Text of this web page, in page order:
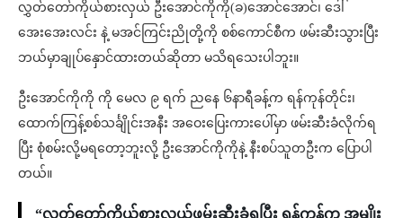
လွှတ်တော်ကိုယ်စားလှယ် ဦးအောင်ကိုကို(ခ)အောင်အောင်၊ ဒေါ်
အေးအေးလင်း နဲ့ မအင်ကြင်းညိုတို့ကို စစ်ကောင်စီက ဖမ်းဆီးသွားပြီး
ဘယ်မှာချုပ်နှောင်ထားတယ်ဆိုတာ မသိရသေးပါဘူး။
ဦးအောင်ကိုကို ကို မေလ ၉ ရက် ညနေ ၆နာရီခန့်က ရန်ကုန်တိုင်း၊
ထောက်ကြန့်စစ်သင်္ချိုင်းအနီး အဝေးပြေးကားပေါ်မှာ ဖမ်းဆီးခံလိုက်ရ
ပြီး စုံစမ်းလို့မရတော့ဘူးလို့ ဦးအောင်ကိုကိုနဲ့ နီးစပ်သူတဦးက ပြောပါ
တယ်။
“လွှတ်တော်ကိုယ်စားလှယ်ဖမ်းဆီးခံရပြီး ရန်ကုန်က အမျိုး